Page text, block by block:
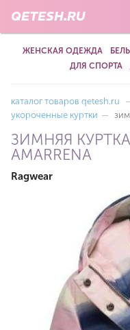
QETESH.RU
ЖЕНСКАЯ ОДЕЖДА
ДЛЯ СПОРТА
каталог товаров qetesh.ru
укороченные куртки —
ЗИМНЯЯ
AMARRENA
Ragwear